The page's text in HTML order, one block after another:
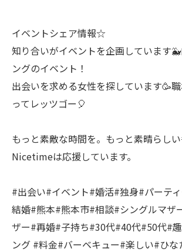
イベントシェア情報☆
知り合いがイベントを企画しています
ングのイベント！
出会いを求める女性を探しています🥳
ってレッツゴー🎈
もっと素敵な時間を。もっと素晴らしい
Nicetimeは応援しています。
#出会い#イベント#婚活#独身#パーテ
結婚#熊本#熊本市#相談#シングルマザ
ザー#再婚#子持ち#30代#40代#50代#
ング #料金#バーベキュー#楽しい#ひな